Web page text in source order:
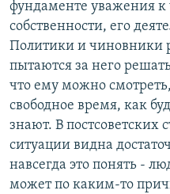
фундаменте уважения к
собственности, его
Политики и чиновники
пытаются за него
что ему можно
свободное время, как
знают. В постсоветских
ситуации видна
навсегда это понять -
может по каким-то